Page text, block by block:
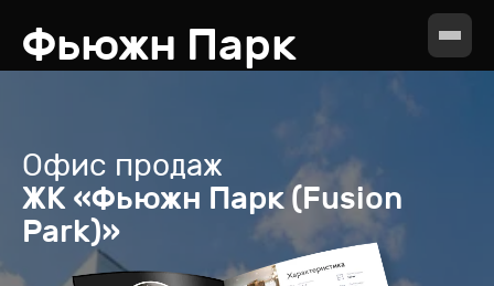
Фьюжн Парк
Офис продаж
ЖК «Фьюжн Парк (Fusion
Park)»